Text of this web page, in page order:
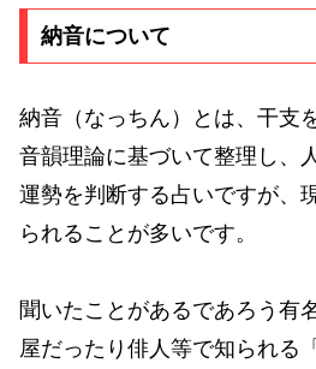
納音について
納音（なっちん）とは、干支
音韻理論に基づいて整理し、
運勢を判断する占いですが、
られることが多いです。
聞いたことがあるであろう有
屋だったり俳人等で知られる